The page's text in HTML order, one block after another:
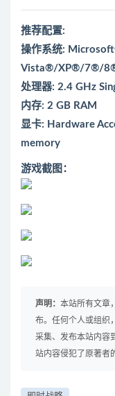
推荐配置:
操作系统:
Vista®/XP®/7®/
处理器: 2.4 GHz
内存: 2 GB RAM
显卡: Hardware
memory
游戏截图：
声明： 本站所有文章
布。任何个人或组织
采集、发布本站内容
站内容侵犯了原著者